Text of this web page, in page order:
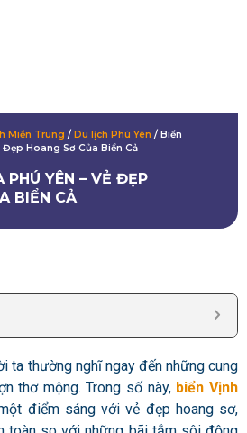
Miền Trung / Du lịch Phú Yên / Biển
Đẹp Hoang Sơ Của Biển Cả
PHÚ YÊN – VẺ ĐẸP
BIỂN CẢ
ta thường nghĩ ngay đến những cung
thơ mộng. Trong số này, biển Vịnh
điểm sáng với vẻ đẹp hoang sơ,